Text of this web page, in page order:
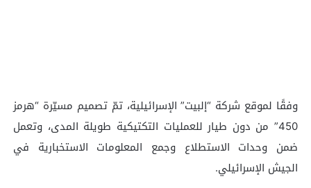
وفقًا لموقع شركة “إلبيت” الإسرائيلية، تمّ تصميم مسيّرة “هرمز
450” من دون طيار للعمليات التكتيكية طويلة المدى، وتعمل
ضمن وحدات الاستطلاع وجمع المعلومات الاستخبارية في
الجيش الإسرائيلي.